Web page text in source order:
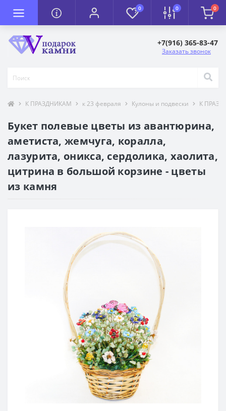
0 0 0
+7(916) 365-83-47
Заказать звонок
К ПРАЗДНИКАМ к 23 февраля Кулоны и подвески К
Букет полевые цветы из авантюрина,
аметиста, жемчуга, коралла,
лазурита, оникса, сердолика, хаолита,
цитрина в большой корзине - цветы
из камня